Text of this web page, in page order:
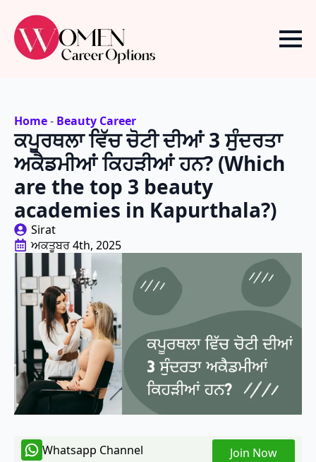
Home- Beauty Career
ਕਪੂਰਥਲਾ ਵਿੱਚ ਚੋਟੀ ਦੀਆਂ 3 ਸੁੰਦਰਤਾ
ਅਕੈਡਮੀਆਂ ਕਿਹੜੀਆਂ ਹਨ? (Which
are the top 3 beauty
academies in Kapurthala?)
Sirat
ਅਕਤੂਬਰ 4th, 2025
Whatsapp Channel Join Now